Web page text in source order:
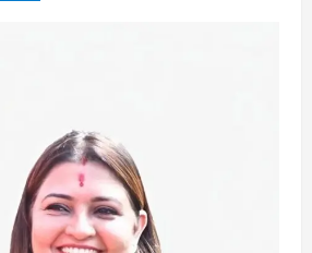
August 7, 2026
अपराध छत्तीसगढ़